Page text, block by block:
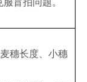
盲拍问题。
穗长度、小穗